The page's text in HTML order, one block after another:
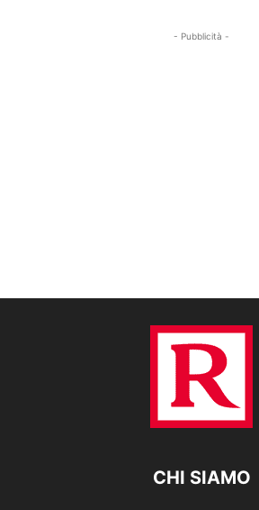
- Pubblicità -
CHI SIAMO